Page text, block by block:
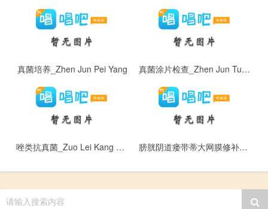
真菌培养_Zhen Jun Pei Yang 真菌涂片检查_Zhen Jun Tu Pian Jian Cha
唑类抗真菌_Zuo Lei Kang Zhen Jun 膀胱阴道瘘带蒂大网膜修补术_Bang Guang Yin Dao Lou Dai Di Da Wang Mo Xiu Bu Shu
请输入搜索内容